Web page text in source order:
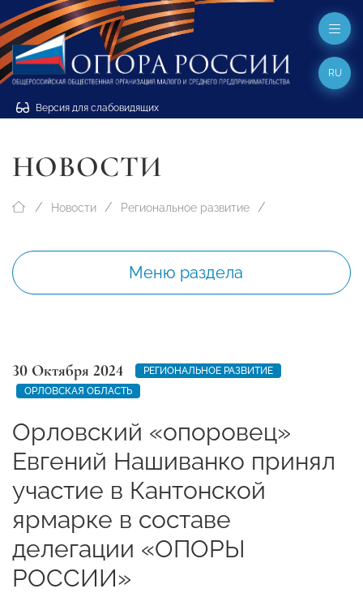
Версия для слабовидящих
RU
НОВОСТИ
Новости Региональное развитие
Меню раздела
30 Октября 2024
РЕГИОНАЛЬНОЕ РАЗВИТИЕ
ОРЛОВСКАЯ ОБЛАСТЬ
Орловский «опоровец»
Евгений Нашиванко принял
участие в Кантонской
ярмарке в составе
делегации «ОПОРЫ
РОССИИ»